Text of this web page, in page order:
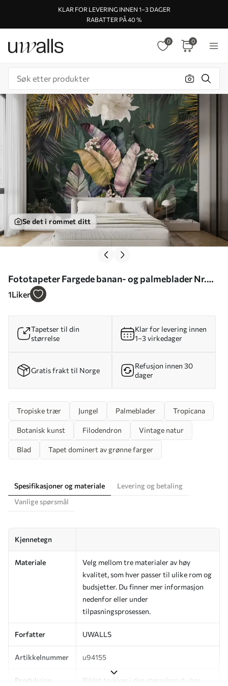
KLAR FOR LEVERING INNEN 1–3 DAGER
RABATTER PÅ 40 %
0 0
Se det i rommet ditt
Fototapeter Fargede banan- og palmeblader Nr.
u94155
1Liker
Tapetser til din
størrelse
Klar for levering innen
1–3 virkedager
Gratis frakt til Norge
Refusjon innen 30
dager
Tropiske trær Jungel Palmeblader Tropicana
Botanisk kunst Filodendron Vintage natur
Blad Tapet dominert av grønne farger
Spesifikasjoner og materiale
Levering og betaling
Vanlige spørsmål
Kjennetegn
Materiale
Velg mellom tre materialer av høy
kvalitet, som hver passer til ulike rom og
budsjetter. Du finner mer informasjon
nedenfor eller under
tilpasningsprosessen.
Forfatter UWALLS
Artikkelnummer u94155
Produksjon
Bildet trykkes i den størrelsen du har